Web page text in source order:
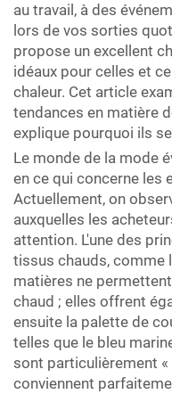
au travail, à des
lors de vos sorties
propose un excellent
idéaux pour celles et
chaleur. Cet article
tendances en matière
explique pourquoi ils
Le monde de la mode
en ce qui concerne les
Actuellement, on
auxquelles les
attention. L'une des
tissus chauds, comme
matières ne
chaud ; elles offrent
ensuite la palette de
telles que le bleu
sont particulièrement «
conviennent